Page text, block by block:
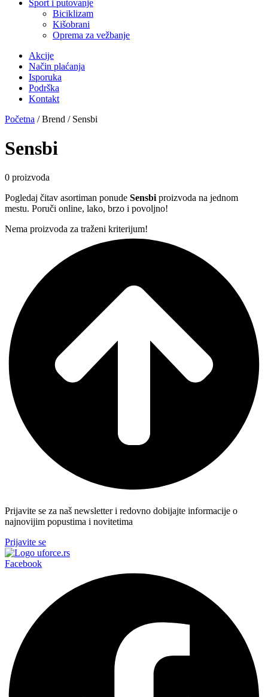
Sport i putovanje
Biciklizam
Kišobrani
Oprema za vežbanje
Akcije
Način plaćanja
Isporuka
Podrška
Kontakt
Početna / Brend / Sensbi
Sensbi
0 proizvoda
Pogledaj čitav asortiman ponude Sensbiproizvoda na jednom
mestu. Poruči online, lako, brzo i povoljno!
Nema proizvoda za traženi kriterijum!
Prijavite se za naš newsletter i redovno dobijajte informacije o
najnovijim popustima i novitetima
Prijavite se
Facebook